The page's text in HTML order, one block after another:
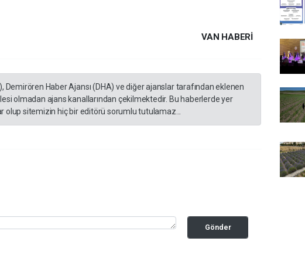
VAN HABERİ
Demirören Haber Ajansı (DHA) ve diğer ajanslar tarafından eklenen
olmadan ajans kanallarından çekilmektedir. Bu haberlerde yer
sitemizin hiç bir editörü sorumlu tutulamaz...
Gönder